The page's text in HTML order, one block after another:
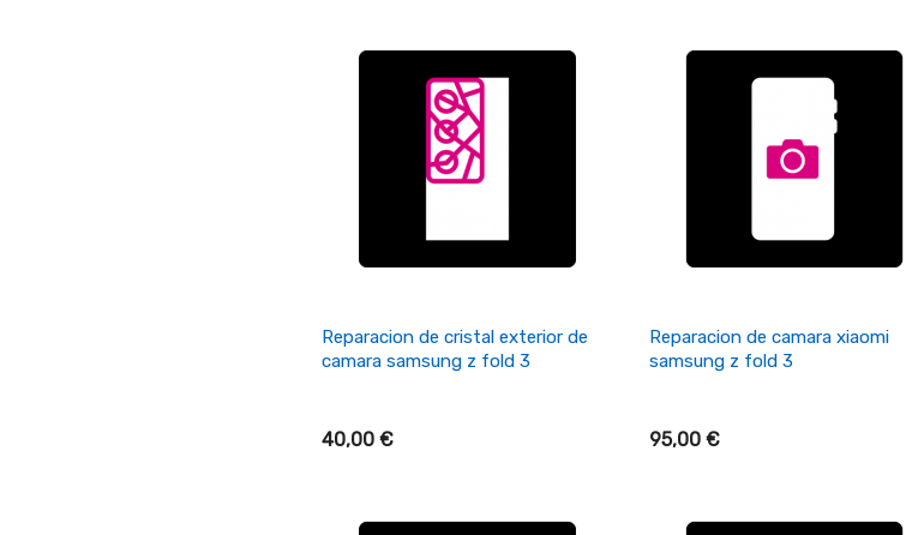
+ Añadir Al Carrito
Reparacion de cristal exterior de
camara samsung z fold 3
40,00 €
+ Añadir Al Carrito
Reparacion de camara xiaomi
samsung z fold 3
95,00 €